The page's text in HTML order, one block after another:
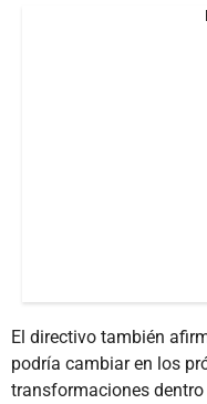
El directivo también
podría cambiar en los
transformaciones